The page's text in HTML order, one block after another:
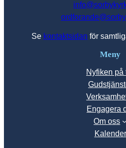
Se kontaktsidan för
Meny
Nyfiken på
Engagera
Om oss
Kalender